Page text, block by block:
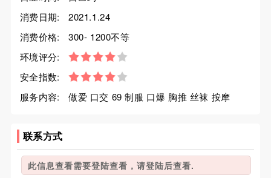
消费日期:
2021.1.24
消费价格:
300- 1200不等
环境评分:
安全指数:
服务内容:
做爱 口交 69 制服 口爆 胸推 丝袜 按摩
联系方式
此信息查看需要登陆查看，请登陆后查看.